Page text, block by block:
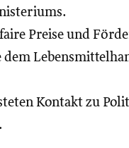
Preise und
Kontakt zu